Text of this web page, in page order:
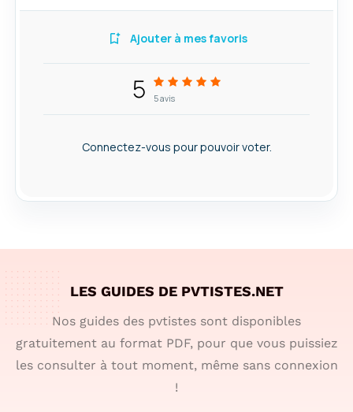
Ajouter à mes favoris
5 5avis
Connectez-vous pour pouvoir voter.
LES GUIDES DE PVTISTES.NET
Nos guides des pvtistes sont disponibles
gratuitement au format PDF, pour que vous puissiez
les consulter à tout moment, même sans connexion
!